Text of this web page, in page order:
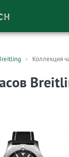
Коллекция